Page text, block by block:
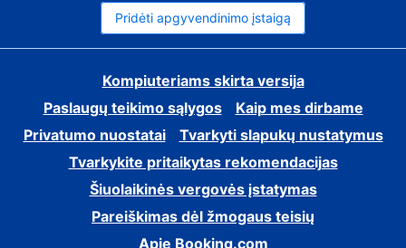
Pridėti apgyvendinimo įstaigą
Kompiuteriams skirta versija
Paslaugų teikimo sąlygos
Kaip mes dirbame
Privatumo nuostatai
Tvarkyti slapukų nustatymus
Tvarkykite pritaikytas rekomendacijas
Šiuolaikinės vergovės įstatymas
Pareiškimas dėl žmogaus teisių
Apie Booking.com